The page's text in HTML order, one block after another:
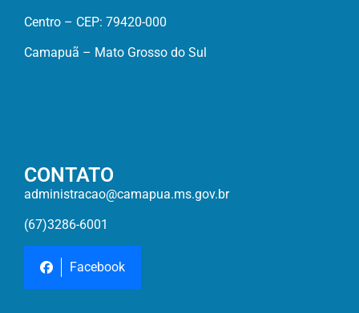
Centro – CEP: 79420-000
Camapuã – Mato Grosso do Sul
CONTATO
administracao@camapua.ms.gov.br
(67)3286-6001
Facebook